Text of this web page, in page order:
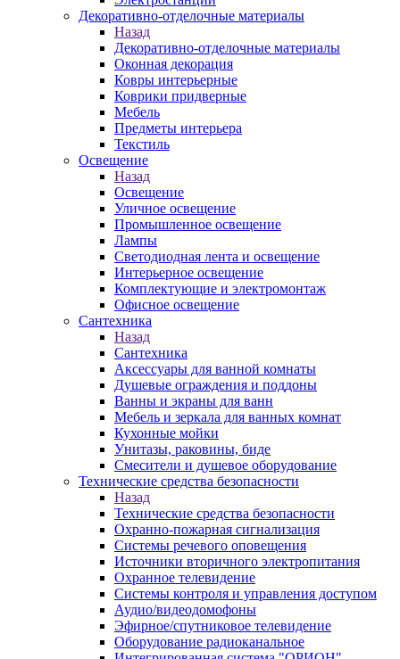
Декоративно-отделочные материалы
Назад
Декоративно-отделочные материалы
Оконная декорация
Ковры интерьерные
Коврики придверные
Мебель
Предметы интерьера
Текстиль
Освещение
Назад
Освещение
Уличное освещение
Промышленное освещение
Лампы
Светодиодная лента и освещение
Интерьерное освещение
Комплектующие и электромонтаж
Офисное освещение
Сантехника
Назад
Сантехника
Аксессуары для ванной комнаты
Душевые ограждения и поддоны
Ванны и экраны для ванн
Мебель и зеркала для ванных комнат
Кухонные мойки
Унитазы, раковины, биде
Смесители и душевое оборудование
Технические средства безопасности
Назад
Технические средства безопасности
Охранно-пожарная сигнализация
Системы речевого оповещения
Источники вторичного электропитания
Охранное телевидение
Системы контроля и управления доступом
Аудио/видеодомофоны
Эфирное/спутниковое телевидение
Оборудование радиоканальное